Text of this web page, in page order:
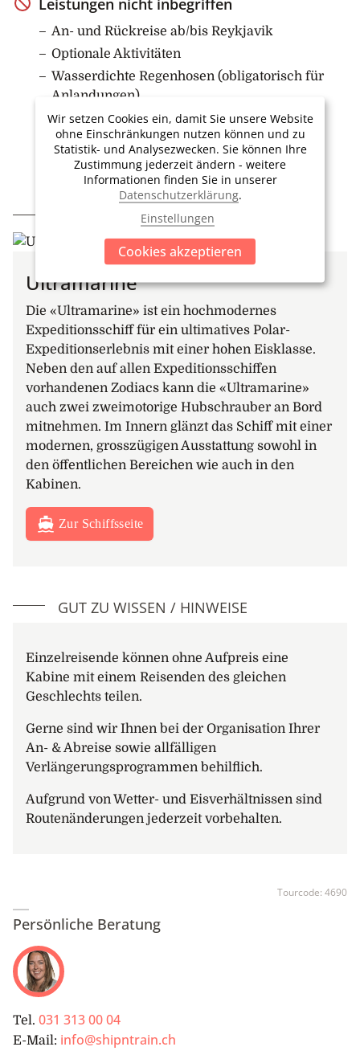
13. Tag: Auf See
Während sich Ihr arktisches Abenteuer dem Ende
zuneigt, können Sie sich noch letzte Vorträge der
teilen, einen eisgekühlten Cocktail in der Bar
schlürfen oder einen Film anschauen. Ihr
Expeditionsteam wird auch vor Ort sein, um alle
Fragen zu beantworten, die noch offen sind.
14. Tag: Ausschiffung in Reykjavik, Island
Ihre Schiffsreise endet in Reykjavik. Falls Sie nach
der Expedition eine Unterkunft in der Stadt gebucht
haben, offeriert Ihnen die Reederei einen Transfer in
die Innenstadt an. Anschliessend individuelle Weiter-
oder Heimreise.
Tourcode: 4690
Persönliche Beratung
Tel. 031 313 00 04
E-Mail: info@shipntrain.ch
Leistungen nicht inbegriffen
An- und Rückreise ab/bis Reykjavik
Optionale Aktivitäten
Wasserdichte Regenhosen (obligatorisch für
Anlandungen)
Versicherungen
Trinkgelder
IHR ZUHAUSE UNTERWEGS
Ultramarine
Die «Ultramarine» ist ein hochmodernes
Expeditionsschiff für ein ultimatives Polar-
Expeditionserlebnis mit einer hohen Eisklasse.
Neben den auf allen Expeditionsschiffen
vorhandenen Zodiacs kann die «Ultramarine»
auch zwei zweimotorige Hubschrauber an Bord
mitnehmen. Im Innern glänzt das Schiff mit einer
modernen, grosszügigen Ausstattung sowohl in
den öffentlichen Bereichen wie auch in den
Kabinen.
Zur Schiffsseite
GUT ZU WISSEN / HINWEISE
Einzelreisende können ohne Aufpreis eine
Kabine mit einem Reisenden des gleichen
Geschlechts teilen.
Gerne sind wir Ihnen bei der Organisation Ihrer
An- & Abreise sowie allfälligen
Verlängerungsprogrammen behilflich.
Aufgrund von Wetter- und Eisverhältnissen sind
Routenänderungen jederzeit vorbehalten.
Wir setzen Cookies ein, damit Sie unsere Website
ohne Einschränkungen nutzen können und zu
Statistik- und Analysezwecken. Sie können Ihre
Zustimmung jederzeit ändern - weitere
Informationen finden Sie in unserer
Datenschutzerklärung.
Einstellungen
Cookies akzeptieren